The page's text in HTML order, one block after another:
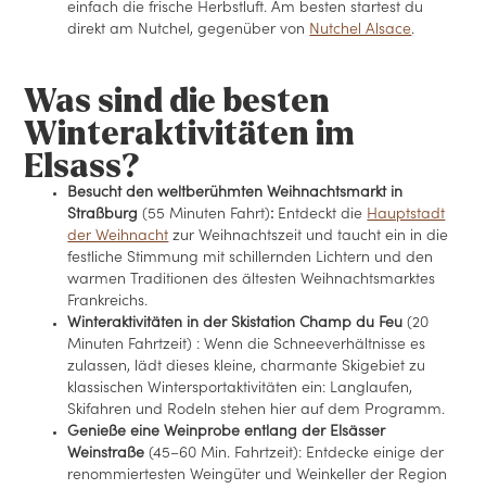
einfach die frische Herbstluft. Am besten startest du
direkt am Nutchel, gegenüber von Nutchel Alsace.
Was sind die besten
Winteraktivitäten im
Elsass?
Besucht den weltberühmten Weihnachtsmarkt in
Straßburg(55 Minuten Fahrt): Entdeckt die Hauptstadt
der Weihnacht zur Weihnachtszeit und taucht ein in die
festliche Stimmung mit schillernden Lichtern und den
warmen Traditionen des ältesten Weihnachtsmarktes
Frankreichs.
Winteraktivitäten in der Skistation Champ du Feu (20
Minuten Fahrtzeit) : Wenn die Schneeverhältnisse es
zulassen, lädt dieses kleine, charmante Skigebiet zu
klassischen Wintersportaktivitäten ein: Langlaufen,
Skifahren und Rodeln stehen hier auf dem Programm.
Genieße eine Weinprobe entlang der Elsässer
Weinstraße (45–60 Min. Fahrtzeit): Entdecke einige der
renommiertesten Weingüter und Weinkeller der Region